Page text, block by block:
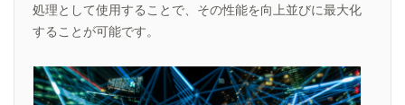
処理として使用することで、その性能を向上並びに最大化
することが可能です。